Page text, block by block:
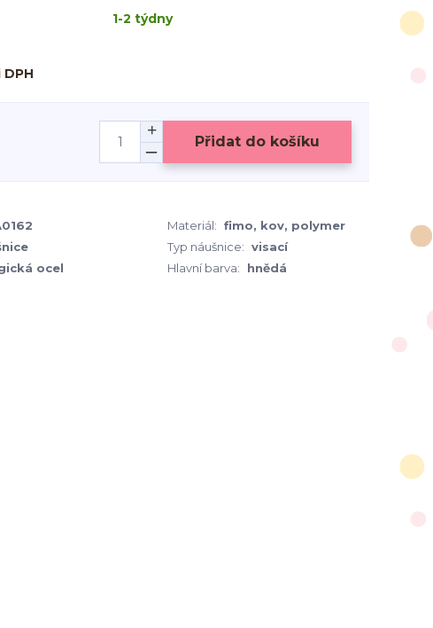
1-2 týdny
Přidat do košíku
Materiál: fimo, kov, polymer
Typ náušnice: visací
ocel Hlavní barva: hnědá